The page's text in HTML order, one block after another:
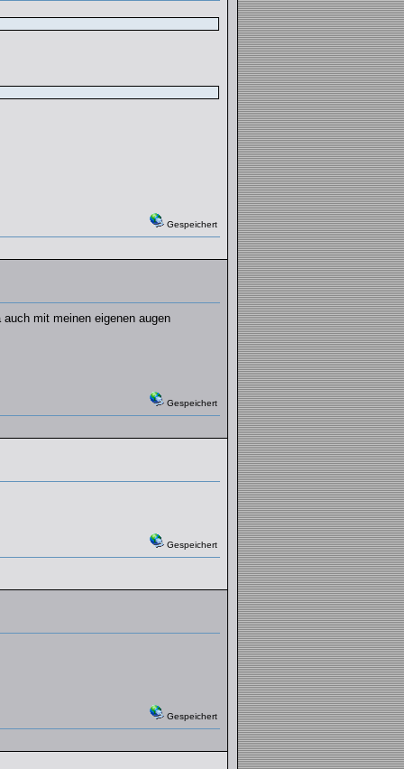
Gespeichert
mit meinen eigenen augen
Gespeichert
Gespeichert
Gespeichert